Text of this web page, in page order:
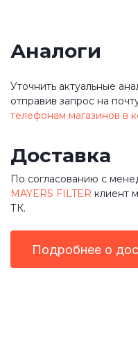
Аналоги
Уточнить актуальные
отправив запрос на
телефонам магазинов в
Доставка
По согласованию с
MAYERS FILTER клиент
ТК.
Подробнее о